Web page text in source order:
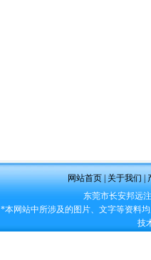
网站首页|关于我们|
东莞市长安邦远
*本网站中所涉及的图片、文字等资料
技